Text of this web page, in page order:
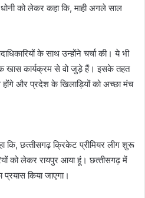
को लेकर कहा कि, माही अगले साल
के साथ उन्होंने चर्चा की। ये भी
खास कार्यक्रम से वो जुड़े हैं। इसके तहत
और प्रदेश के खिलाड़ियों को अच्छा मंच
कि, छत्‍तीसगढ़ क्रिकेट प्रीमियर लीग शुरू
को लेकर रायपुर आया हूं। छत्‍तीसगढ़ में
किया जाएगा।